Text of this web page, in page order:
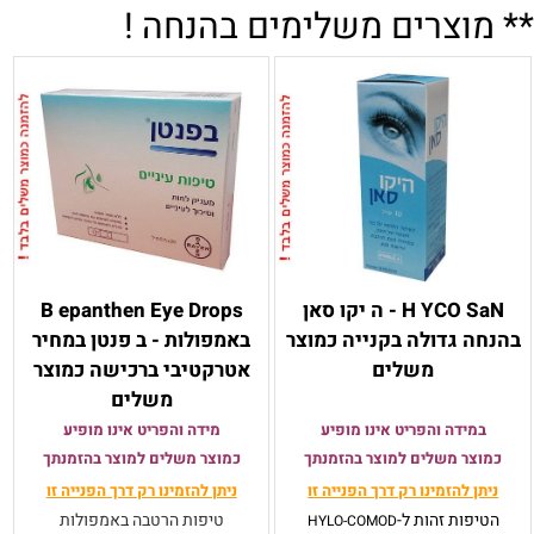
** מוצרים משלימים בהנחה !
H YCO SaN - ה יקו סאן
בהנחה גדולה בקנייה כמוצר
משלים
במידה והפריט אינו מופיע
כמוצר משלים למוצר בהזמנתך
ניתן להזמינו רק דרך הפנייה זו
הטיפות זהות ל-HYLO-COMOD
B epanthen Eye Drops
באמפולות - ב פנטן במחיר
אטרקטיבי ברכישה כמוצר
משלים
מידה והפריט אינו מופיע
כמוצר משלים למוצר בהזמנתך
ניתן להזמינו רק דרך הפנייה זו
טיפות הרטבה באמפולות